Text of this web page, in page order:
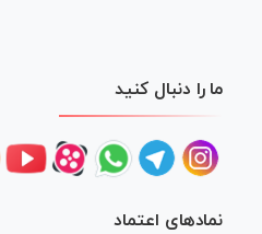
ما را دنبال کنید
نمادهای اعتماد